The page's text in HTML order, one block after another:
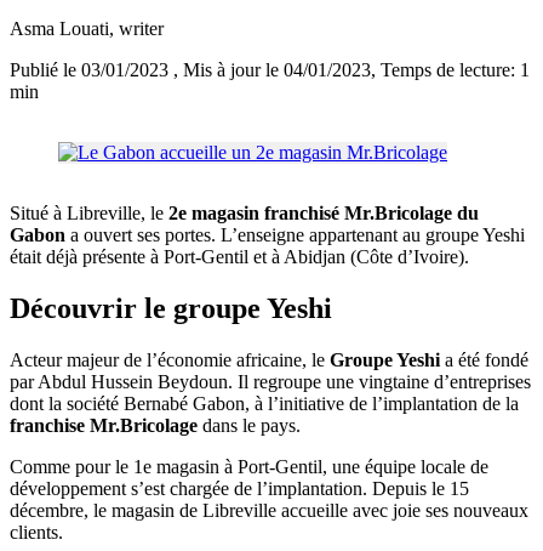
Asma Louati, writer
Publié le 03/01/2023 , Mis à jour le 04/01/2023, Temps de lecture: 1
min
Situé à Libreville, le 2e magasin franchisé Mr.Bricolage du
Gabon a ouvert ses portes. L’enseigne appartenant au groupe Yeshi
était déjà présente à Port-Gentil et à Abidjan (Côte d’Ivoire).
Découvrir le groupe Yeshi
Acteur majeur de l’économie africaine, le Groupe Yeshi a été fondé
par Abdul Hussein Beydoun. Il regroupe une vingtaine d’entreprises
dont la société Bernabé Gabon, à l’initiative de l’implantation de la
franchise Mr.Bricolage dans le pays.
Comme pour le 1e magasin à Port-Gentil, une équipe locale de
développement s’est chargée de l’implantation. Depuis le 15
décembre, le magasin de Libreville accueille avec joie ses nouveaux
clients.